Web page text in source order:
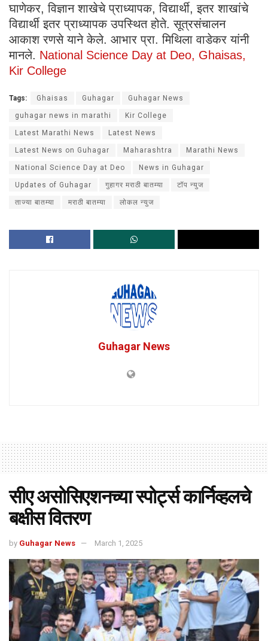
घाणेकर, विज्ञान शाखेचे प्राध्यापक, विद्यार्थी, इतर शाखांचे
विद्यार्थी इतर प्राध्यापक उपस्थित होते. सूत्रसंचालन
आकाश रणसे याने केले. आभार प्रा. मिथिला वाडेकर यांनी
मानले. National Science Day at Deo, Ghaisas,
Kir College
Tags: Ghaisas Guhagar Guhagar News
guhagar news in marathi Kir College
Latest Marathi News Latest News
Latest News on Guhagar Maharashtra Marathi News
National Science Day at Deo News in Guhagar
Updates of Guhagar गुहागर मराठी बातम्या टॉप न्युज
ताज्या बातम्या मराठी बातम्या लोकल न्युज
Guhagar News
सीए असोसिएशनच्या स्पोर्ट्स कार्निव्हलचे
बक्षीस वितरण
by Guhagar News March 1, 2025